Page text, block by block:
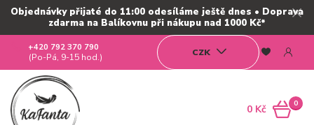
Objednávky přijaté do 11:00 odesíláme ještě dnes • Doprava
zdarma na Balíkovnu při nákupu nad 1000 Kč*
CZK
+420 792 370 790
(Po-Pá, 9-15 hod.)
0
0 Kč